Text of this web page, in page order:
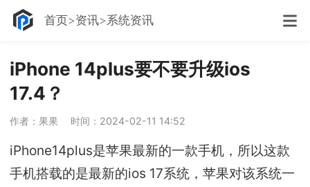
首页 资讯 系统资讯
iPhone 14plus要不要升级ios
17.4？
作者：果果 时间：2024-02-11 14:52
iPhone14plus是苹果最新的一款手机，所以这款
手机搭载的是最新的ios 17系统，苹果对该系统一